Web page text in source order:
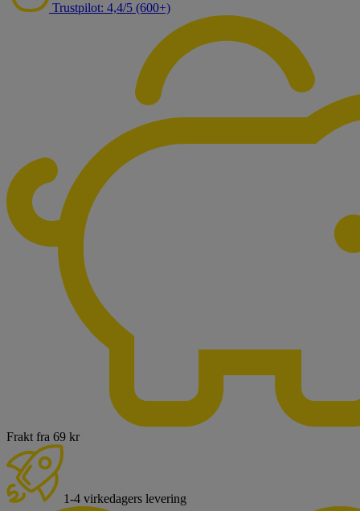
Trustpilot: 4,4/5 (600+)
Frakt fra 69 kr
1-4 virkedagers levering